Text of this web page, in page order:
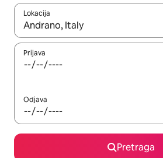
Lokacija
Kad su rezultati dostupni, možete
Prijava
Odjava
Pretraga